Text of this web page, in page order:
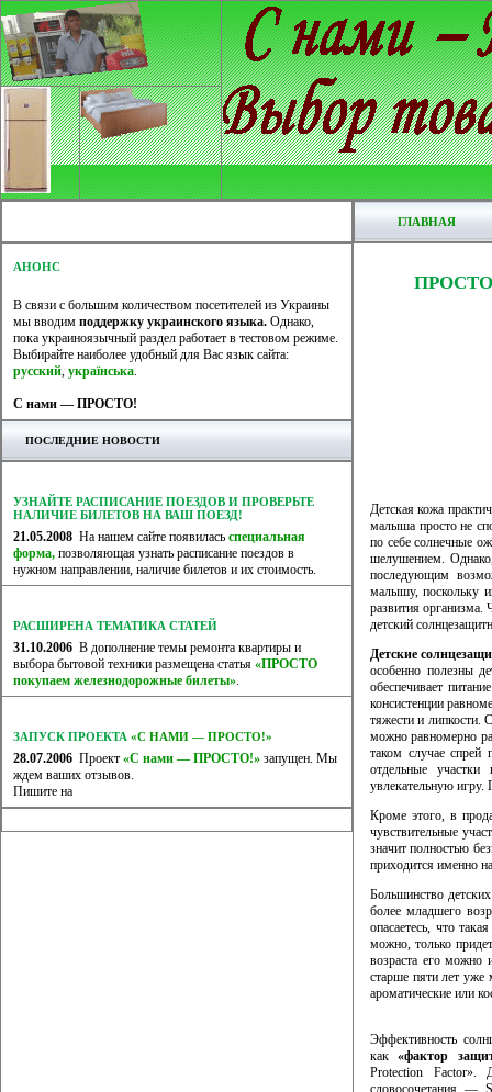
ГЛАВНАЯ
АНОНС
В связи с большим количеством посетителей из Украины
мы вводим поддержку украинского языка. Однако,
пока украиноязычный раздел работает в тестовом режиме.
Выбирайте наиболее удобный для Вас язык сайта:
русский, українська.
С нами — ПРОСТО!
ПОСЛЕДНИЕ НОВОСТИ
УЗНАЙТЕ РАСПИСАНИЕ ПОЕЗДОВ И ПРОВЕРЬТЕ
НАЛИЧИЕ БИЛЕТОВ НА ВАШ ПОЕЗД!
21.05.2008 На нашем сайте появилась специальная
форма, позволяющая узнать расписание поездов в
нужном направлении, наличие билетов и их стоимость.
РАСШИРЕНА ТЕМАТИКА СТАТЕЙ
31.10.2006 В дополнение темы ремонта квартиры и
выбора бытовой техники размещена статья «ПРОСТО
покупаем железнодорожные билеты».
ЗАПУСК ПРОЕКТА «С НАМИ — ПРОСТО!»
28.07.2006 Проект «С нами — ПРОСТО!» запущен. Мы
ждем ваших отзывов.
Пишите на
Детская кожа
малыша просто не
по себе солнечные
шелушением.
последующим
малышу, поскольку
развития организма.
детский
Детские
особенно полезны
обеспечивает
консистенции
тяжести и липкости.
можно равномерно
таком случае спрей
отдельные
увлекательную игру.
Кроме этого, в
чувствительные
значит полностью
приходится именно
Большинство
более младшего
опасаетесь, что
можно, только
возраста его можно
старше пяти лет уже
ароматические или
Эффективность
как«фактор
Protection Factor».
словосочетания —